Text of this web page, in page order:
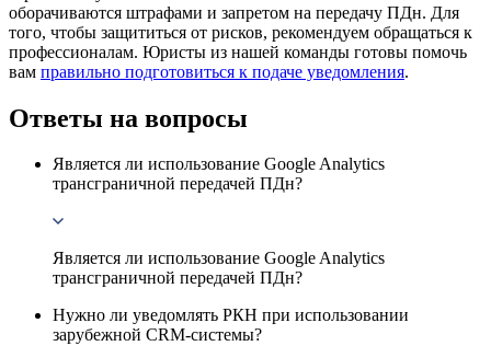
оборачиваются штрафами и запретом на передачу ПДн. Для
того, чтобы защититься от рисков, рекомендуем обращаться к
профессионалам. Юристы из нашей команды готовы помочь
вам правильно подготовиться к подаче уведомления.
Ответы на вопросы
Является ли использование Google Analytics
трансграничной передачей ПДн?
Является ли использование Google Analytics
трансграничной передачей ПДн?
Нужно ли уведомлять РКН при использовании
зарубежной CRM-системы?